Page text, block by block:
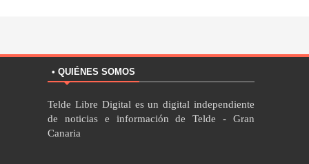
• QUIÉNES SOMOS
Telde Libre Digital es un digital independiente
de noticias e información de Telde - Gran
Canaria